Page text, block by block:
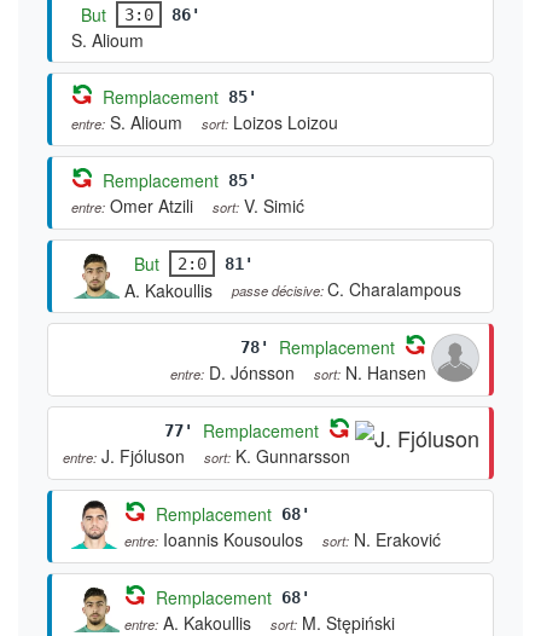
But 3:0 86'
S. Alioum
Remplacement 85'
entre: S. Alioum sort: Loizos Loizou
Remplacement 85'
entre: Omer Atzili sort: V. Simić
But 2:0 81'
A. Kakoullis passe décisive:C. Charalampous
78' Remplacement
entre: D. Jónsson sort: N. Hansen
77' Remplacement
entre: J. Fjóluson sort: K. Gunnarsson
Remplacement 68'
entre: Ioannis Kousoulos sort: N. Eraković
Remplacement 68'
entre: A. Kakoullis sort: M. Stępiński